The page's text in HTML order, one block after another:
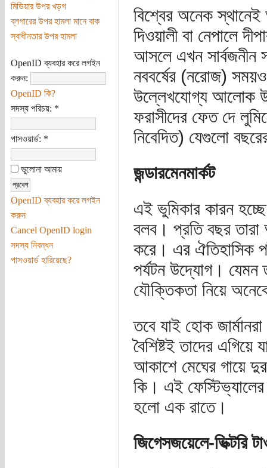
মিডিয়ার উপর খড়গ
ব্লগারের উপর হামলা মানে বাক
স্বাধীনতার উপর হামলা
OpenID ব্যবহার করে লগইন
করুন:
OpenID কি?
সদস্য পরিচয়: *
পাসওয়ার্ড: *
ভুলোনা আমায়
OpenID ব্যবহার করে লগইন
করুন
Cancel OpenID login
সদস্য নিবন্ধন
পাসওয়ার্ড হারিয়েছে?
বিশ্বের অনেক
দিওয়ালী বা নেপালে
আসলে এখন সার্বজনীন
নববর্ষের (নরোজ)
উল্লেখযোগ্য আলোক
ফরাসীদের ফেত দে
নিবেদিত) যেগুলো
জন্ডারমেনমার্কট
এই ভুমিকার কারন
বলব। প্রতি বছর
করে। এর ঐতিহাসিক
পর্যটন উদ্যোগ। যেমন
যৌক্তিকতা নিয়ে
তবে যাই হোক
বৈশিষ্টই তাদের এগিয়ে
আকাশে মেঘের গায়ে
কি। এই ফেস্টিভ্যালের
হলো এক রাতে।
জিগেসজয়েলে-ভিক্টরি